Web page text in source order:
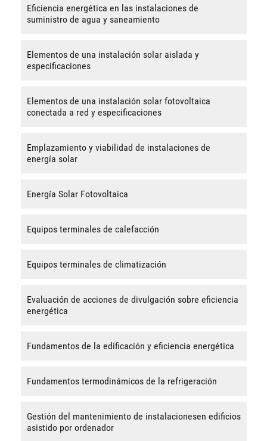
Eficiencia energética en las instalaciones de
suministro de agua y saneamiento
Elementos de una instalación solar aislada y
especificaciones
Elementos de una instalación solar fotovoltaica
conectada a red y especificaciones
Emplazamiento y viabilidad de instalaciones de
energía solar
Energía Solar Fotovoltaica
Equipos terminales de calefacción
Equipos terminales de climatización
Evaluación de acciones de divulgación sobre eficiencia
energética
Fundamentos de la edificación y eficiencia energética
Fundamentos termodinámicos de la refrigeración
Gestión del mantenimiento de instalacionesen edificios
asistido por ordenador